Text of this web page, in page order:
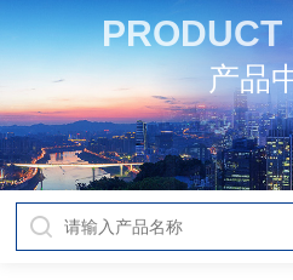
PRODUCT
产品